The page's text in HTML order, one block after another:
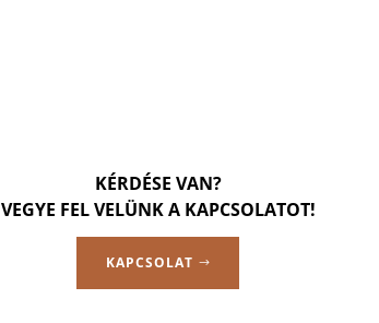
KÉRDÉSE VAN?
VEGYE FEL VELÜNK A KAPCSOLATOT!
KAPCSOLAT